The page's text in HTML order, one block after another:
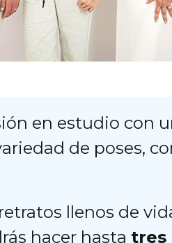
en estudio con
de poses,
llenos de
hacer hasta tres